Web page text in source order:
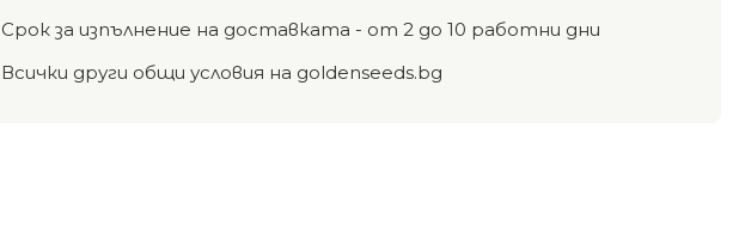
Срок за изпълнение на доставката - от 2 до 10 работни дни
Всички други общи условия на goldenseeds.bg